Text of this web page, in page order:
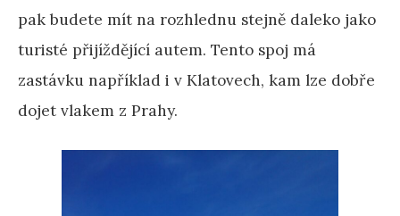
pak budete mít na rozhlednu stejně daleko jako
turisté přijíždějící autem. Tento spoj má
zastávku například i v Klatovech, kam lze dobře
dojet vlakem z Prahy.